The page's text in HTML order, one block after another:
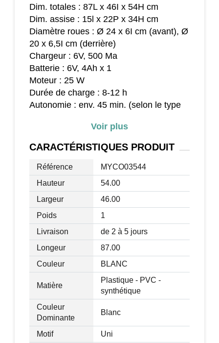
Dim. totales : 87L x 46I x 54H cm
Dim. assise : 15l x 22P x 34H cm
Diamètre roues : Ø 24 x 6I cm (avant), Ø
20 x 6,5I cm (derrière)
Chargeur : 6V, 500 Ma
Batterie : 6V, 4Ah x 1
Moteur : 25 W
Durée de charge : 8-12 h
Autonomie : env. 45 min. (selon le type
Convient aux enfants de 18 à 36 mois
Charge max. recommandée : 25 Kg
Certifications normes EN71-1-2-3,
EN62115, EMC
Livraison effectuée en un colis
Voir plus
CARACTÉRISTIQUES PRODUIT
Référence
MYCO03544
Hauteur
54.00
Largeur
46.00
Poids
1
Livraison
de 2 à 5 jours
Longeur
87.00
Couleur
BLANC
Matière
Plastique - PVC -
synthétique
Couleur
Dominante
Blanc
Motif Uni